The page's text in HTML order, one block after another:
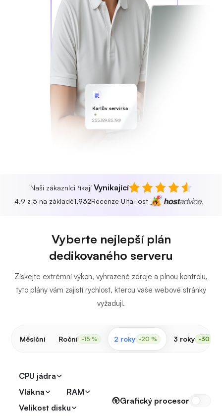
Karlův servírka
255.189.85.19
Naši zákazníci říkají Vynikající
4.9 z 5 na základě1,932Recenze UltaHost
Vyberte nejlepší plán
dedikovaného serveru
Získejte extrémní výkon, vyhrazené zdroje a plnou kontrolu,
tyto plány vám zajistí rychlost, kterou vaše webové stránky
vyžadují.
Měsíční Roční -15 % 2 roky -20 % 3 roky -30 %
CPU jádra
Vlákna
RAM
Velikost disku
Grafický procesor